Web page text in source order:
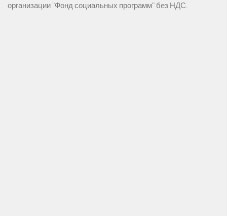
организации "Фонд социальных программ" без НДС.